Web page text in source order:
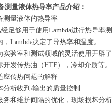
测量液体热导率产品介绍：
测量液体的热导率
足够用于使用Lambda进行热导率
Lambda决定了导热率和温度。
实验室和测试领域的灵活使用开辟了
开发传热油（HTF），冷却介质等。
应传热问题的解释
分析收到 /输出的质量控制
务和维护间隔的优化，现场损坏分